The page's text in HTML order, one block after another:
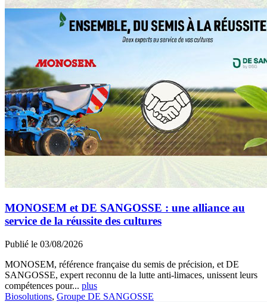
MONOSEM et DE SANGOSSE : une alliance au
service de la réussite des cultures
Publié le 03/08/2026
MONOSEM, référence française du semis de précision, et DE
SANGOSSE, expert reconnu de la lutte anti-limaces, unissent leurs
compétences pour... plus
Biosolutions, Groupe DE SANGOSSE